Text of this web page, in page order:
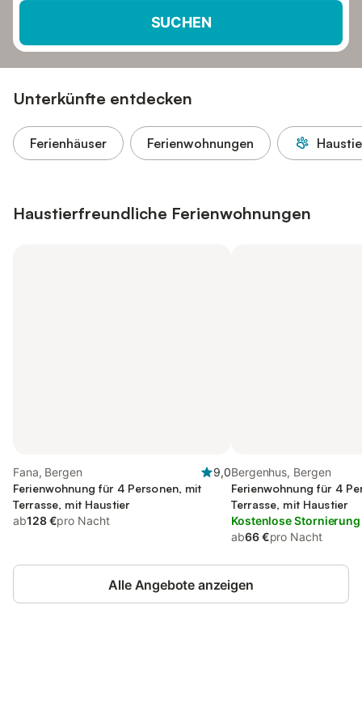
SUCHEN
Unterkünfte entdecken
Ferienhäuser Ferienwohnungen
Haustierfreundliche Ferienwohnungen
Fana, Bergen
9,0
Ferienwohnung für 4 Personen, mit
Terrasse, mit Haustier
ab128 €pro Nacht
Bergenhus, Bergen
Ferienwohnung für 4
Terrasse, mit Haustier
Kostenlose Stornierung
ab66 €pro Nacht
Alle Angebote anzeigen